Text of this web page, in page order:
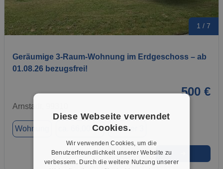
1 / 7
Geräumige 3-Raum-Wohnung im Erdgeschoss – ab
01.08.26 bezugsfrei!
500 €
Arnstadt, 99310
Wohnung ca. 66,00 m² Zimmer 3
★ ➦
Diese Webseite verwendet
Cookies.
Wir verwenden Cookies, um die
Benutzerfreundlichkeit unserer Website zu
verbessern. Durch die weitere Nutzung unserer